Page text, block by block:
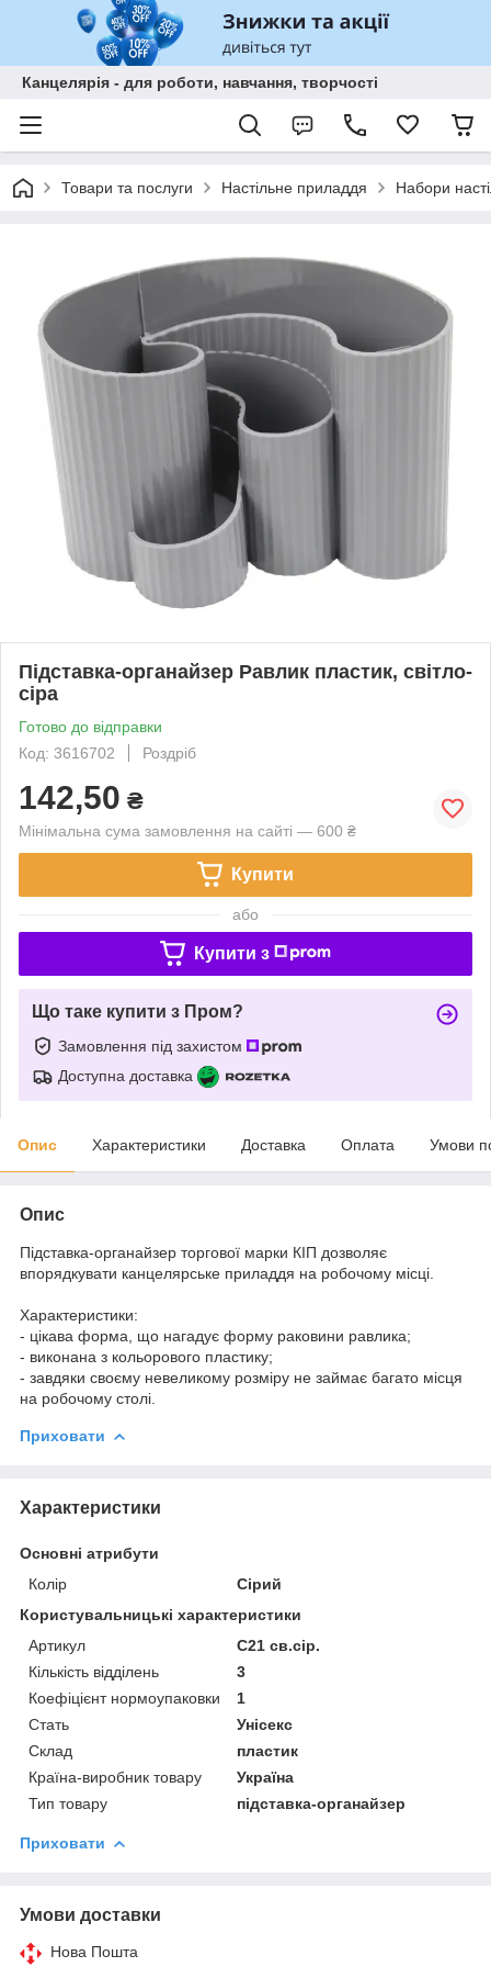
Канцелярія - для роботи, навчання, творчості
Товари та послуги Настільне приладдя Набори
Підставка-органайзер Равлик пластик, світло-
сіра
Готово до відправки
Код: 3616702
Роздріб
142,50 ₴
Мінімальна сума замовлення на сайті — 600 ₴
Купити
або
Купити з
Що таке купити з Пром?
Замовлення під захистом
Доступна доставка
Опис Характеристики Доставка Оплата Умови
Опис
Підставка-органайзер торгової марки КІП дозволяє
впорядкувати канцелярське приладдя на робочому місці.
Характеристики:
- цікава форма, що нагадує форму раковини равлика;
- виконана з кольорового пластику;
- завдяки своєму невеликому розміру не займає багато місця
на робочому столі.
Приховати
Характеристики
Основні атрибути
Колір
Сірий
Користувальницькі характеристики
Артикул
С21 св.сір.
Кількість відділень
3
Коефіцієнт нормоупаковки
1
Стать
Унісекс
Склад
пластик
Країна-виробник товару
Україна
Тип товару
підставка-органайзер
Приховати
Умови доставки
Нова Пошта